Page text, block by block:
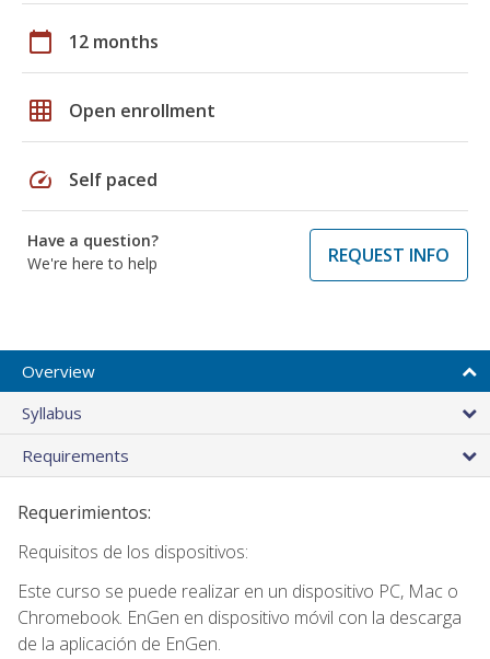
calendar_today 12 months
grid_on Open enrollment
speed Self paced
Have a question?
We're here to help
REQUEST INFO
Overview
Syllabus
Requirements
Requerimientos:
Requisitos de los dispositivos:
Este curso se puede realizar en un dispositivo PC, Mac o
Chromebook. EnGen en dispositivo móvil con la descarga
de la aplicación de EnGen.